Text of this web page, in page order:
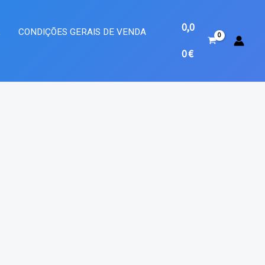
CONDIÇÕES GERAIS DE VENDA
0,0
0€